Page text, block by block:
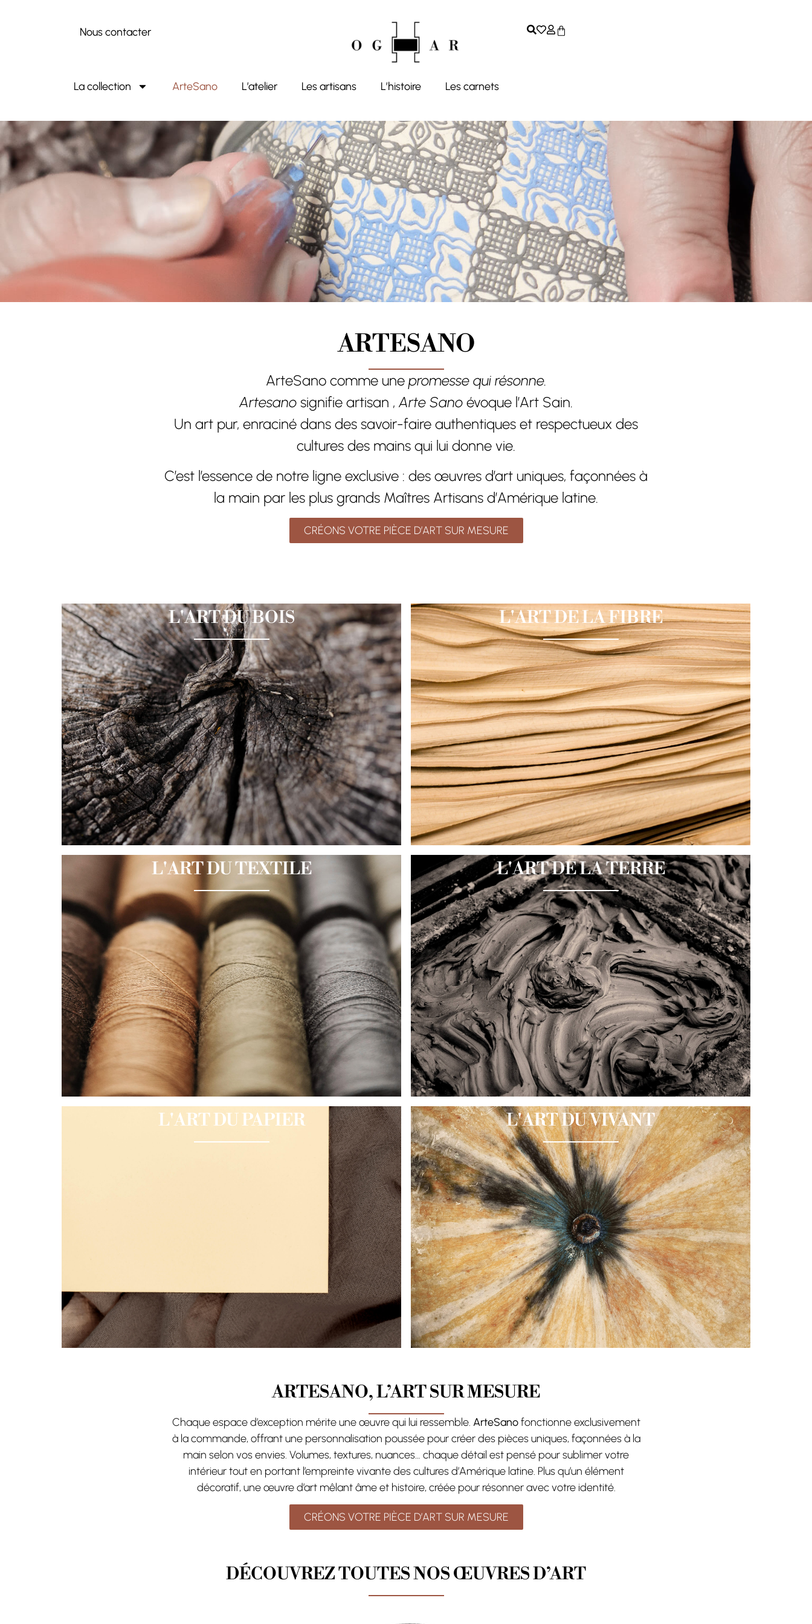
Nous contacter
La collection ArteSano L’atelier Les artisans L’histoire Les carnets
ARTESANO
ArteSano comme une promesse qui résonne.
Artesano signifie artisan , Arte Sano évoque l’Art Sain.
Un art pur, enraciné dans des savoir-faire authentiques et respectueux des
cultures des mains qui lui donne vie.
C’est l’essence de notre ligne exclusive : des œuvres d’art uniques, façonnées à
la main par les plus grands Maîtres Artisans d’Amérique latine.
CRÉONS VOTRE PIÈCE D’ART SUR MESURE
L'ART DU BOIS L'ART DE LA FIBRE
L'ART DU TEXTILE L'ART DE LA TERRE
L'ART DU PAPIER L'ART DU VIVANT
ARTESANO, L’ART SUR MESURE
Chaque espace d’exception mérite une œuvre qui lui ressemble. ArteSanofonctionne exclusivement
à la commande, offrant une personnalisation poussée pour créer des pièces uniques, façonnées à la
main selon vos envies. Volumes, textures, nuances… chaque détail est pensé pour sublimer votre
intérieur tout en portant l’empreinte vivante des cultures d’Amérique latine. Plus qu’un élément
décoratif, une œuvre d’art mêlant âme et histoire, créée pour résonner avec votre identité.
CRÉONS VOTRE PIÈCE D’ART SUR MESURE
DÉCOUVREZ TOUTES NOS ŒUVRES D’ART